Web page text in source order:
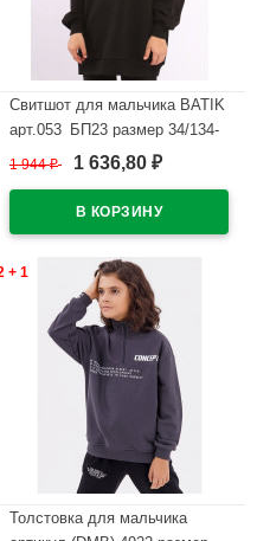
Свитшот для мальчика BATIK
арт.053_БП23 размер 34/134-
48/176 цвет черный
1 944₽ 1 636,80 ₽
+ 1
Толстовка для мальчика